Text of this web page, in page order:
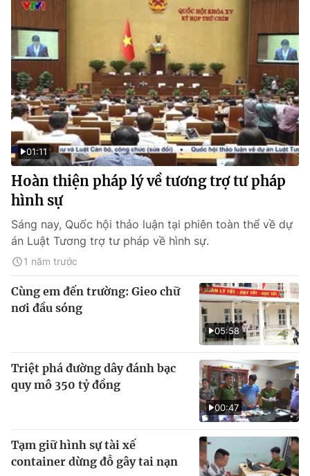
01:11
Hoàn thiện pháp lý về tương trợ tư pháp
hình sự
Sáng nay, Quốc hội thảo luận tại phiên toàn thể về dự
án Luật Tương trợ tư pháp về hình sự.
1 năm trước
05:58
Cùng em đến trường: Gieo chữ
nơi đầu sóng
00:47
Triệt phá đường dây đánh bạc
quy mô 350 tỷ đồng
Tạm giữ hình sự tài xế
container dừng đỗ gây tai nạn